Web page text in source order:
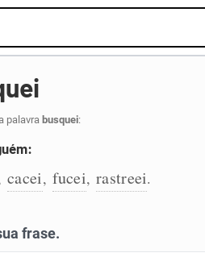
palavra busquei:
cacei, fucei, rastreei.